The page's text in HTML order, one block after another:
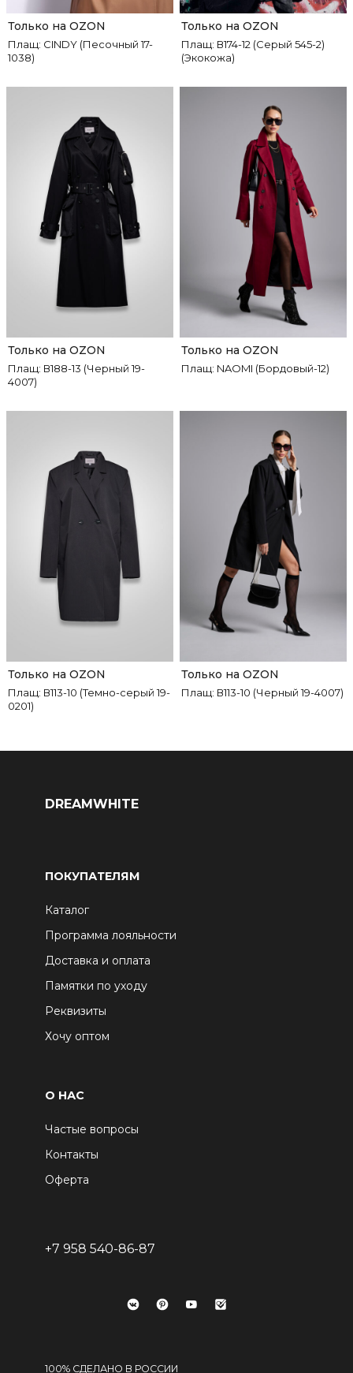
Плащ: CINDY (Песочный 17-
1038)
Только на OZON
Плащ: В174-12 (Серый 545-2)
(Экокожа)
Только на OZON
Плащ: В188-13 (Черный 19-
4007)
Только на OZON
Плащ: NAOMI (Бордовый-12)
Только на OZON
Плащ: В113-10 (Темно-серый 19-
0201)
Только на OZON
Плащ: В113-10 (Черный 19-4007)
Только на OZON
DREAMWHITE
ПОКУПАТЕЛЯМ
Каталог
Программа лояльности
Доставка и оплата
Памятки по уходу
Реквизиты
Хочу оптом
О НАС
Частые вопросы
Контакты
Оферта
+7 958 540-86-87
100% СДЕЛАНО В РОССИИ